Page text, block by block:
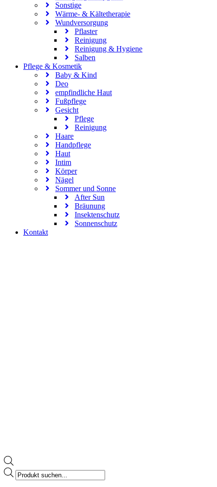
Sonstige
Wärme- & Kältetherapie
Wundversorgung
Pflaster
Reinigung
Reinigung & Hygiene
Salben
Pflege & Kosmetik
Baby & Kind
Deo
empfindliche Haut
Fußpflege
Gesicht
Pflege
Reinigung
Haare
Handpflege
Haut
Intim
Körper
Nägel
Sommer und Sonne
After Sun
Bräunung
Insektenschutz
Sonnenschutz
Kontakt
Products
search